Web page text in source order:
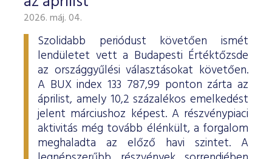
2026. máj. 04.
Szolidabb periódust követően ismét
lendületet vett a Budapesti Értéktőzsde
az országgyűlési választásokat követően.
A BUX index 133 787,99 ponton zárta az
áprilist, amely 10,2 százalékos emelkedést
jelent márciushoz képest. A részvénypiaci
aktivitás még tovább élénkült, a forgalom
meghaladta az előző havi szintet. A